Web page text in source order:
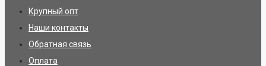
Крупный опт
Наши контакты
Обратная связь
Оплата